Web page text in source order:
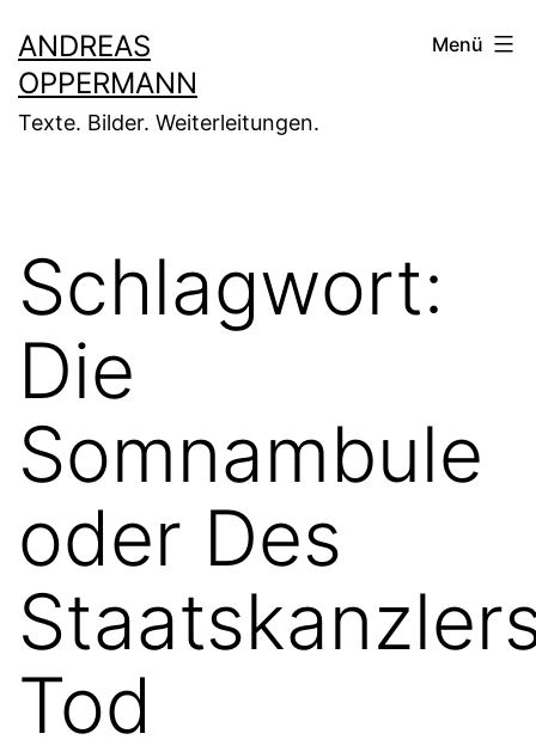
Inhalt
springen
ANDREAS
OPPERMANN
Texte. Bilder. Weiterleitungen.
Menü
Schlagwort:
Die
Somnambule
oder Des
Tod